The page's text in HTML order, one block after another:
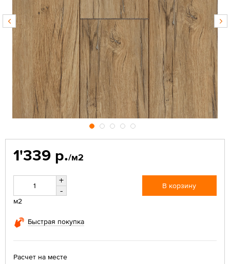
1'339 р./м2
+
-
м2
В корзину
Быстрая покупка
Расчет на месте